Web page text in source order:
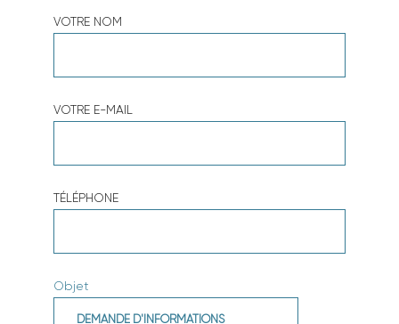
VOTRE NOM
VOTRE E-MAIL
TÉLÉPHONE
Objet